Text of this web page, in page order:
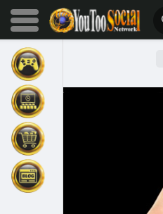
Sfoglia gli eventi